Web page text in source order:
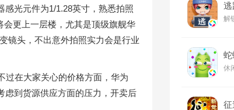
光元件为1/1.28英寸，熟悉拍照
更上一层楼，尤其是顶级旗舰华
镜头，不出意外拍照实力会是行业
在大家关心的价格方面，华为
虑到货源供应方面的压力，开卖后
逃
解
蛇
休
征